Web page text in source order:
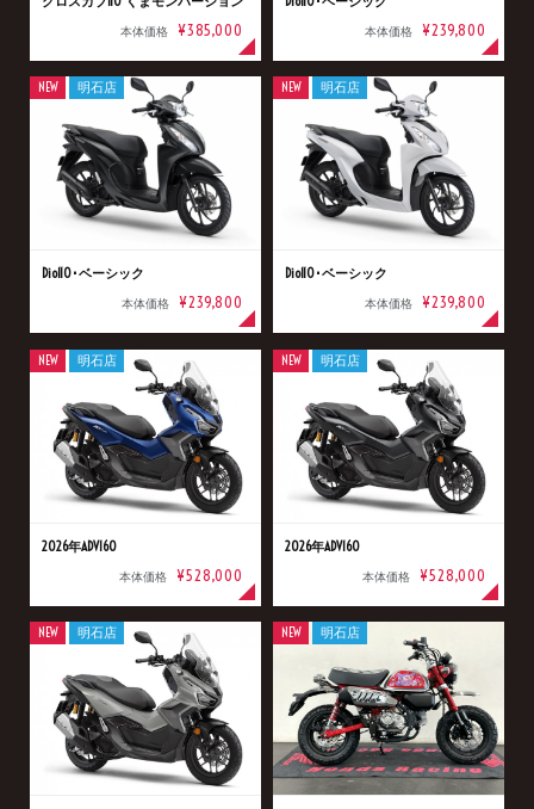
本体価格 ¥385,000 本体価格 ¥239,800
Dio110･ベーシック
本体価格 ¥239,800
NEW 明石店
Dio110･ベーシック
本体価格 ¥239,800
NEW 明石店
2026年ADV160
本体価格 ¥528,000
NEW 明石店
2026年ADV160
本体価格 ¥528,000
NEW 明石店
NEW 明石店 NEW 明石店